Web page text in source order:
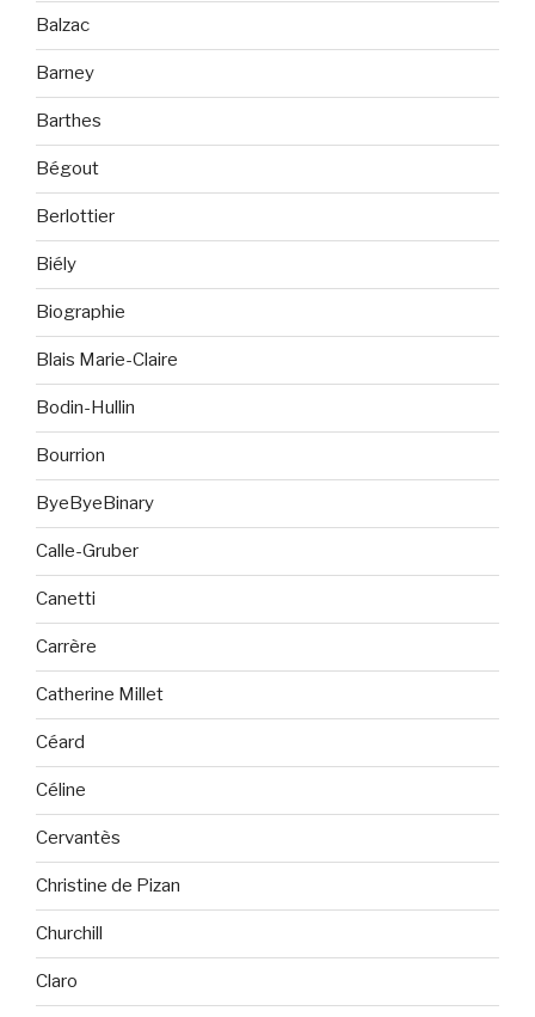
Balzac
Barney
Barthes
Bégout
Berlottier
Biély
Biographie
Blais Marie-Claire
Bodin-Hullin
Bourrion
ByeByeBinary
Calle-Gruber
Canetti
Carrère
Catherine Millet
Céard
Céline
Cervantès
Christine de Pizan
Churchill
Claro